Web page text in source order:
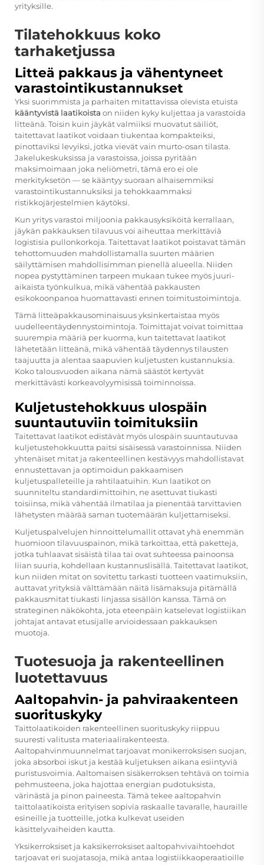
yrityksille.
Tilatehokkuus koko
tarhaketjussa
Litteä pakkaus ja vähentyneet
varastointikustannukset
Yksi suorimmista ja parhaiten mitattavissa olevista etuista
kääntyvistä laatikoista on niiden kyky kuljettaa ja varastoida
litteänä. Toisin kuin jäykät valmiiksi muovatut säiliöt,
taitettavat laatikot voidaan tiukentaa kompakteiksi,
pinottaviksi levyiksi, jotka vievät vain murto-osan tilasta.
Jakelukeskuksissa ja varastoissa, joissa pyritään
maksimoimaan joka neliömetri, tämä ero ei ole
merkityksetön — se kääntyy suoraan alhaisemmiksi
varastointikustannuksiksi ja tehokkaammaksi
ristikkojärjestelmien käytöksi.
Kun yritys varastoi miljoonia pakkausyksiköitä kerrallaan,
jäykän pakkauksen tilavuus voi aiheuttaa merkittäviä
logistisia pullonkorkoja. Taitettavat laatikot poistavat tämän
tehottomuuden mahdollistamalla suurten määrien
säilyttämisen mahdollisimman pienellä alueella. Niiden
nopea pystyttäminen tarpeen mukaan tukee myös juuri-
aikaista työnkulkua, mikä vähentää pakkausten
esikokoonpanoa huomattavasti ennen toimitustoimintoja.
Tämä litteäpakkausominaisuus yksinkertaistaa myös
uudelleentäydennystoimintoja. Toimittajat voivat toimittaa
suurempia määriä per kuorma, kun taitettavat laatikot
lähetetään litteänä, mikä vähentää täydennys tilausten
taajuutta ja alentaa saapuvien kuljetusten kustannuksia.
Koko talousvuoden aikana nämä säästöt kertyvät
merkittävästi korkeavolyymisissä toiminnoissa.
Kuljetustehokkuus ulospäin
suuntautuviin toimituksiin
Taitettavat laatikot edistävät myös ulospäin suuntautuvaa
kuljetustehokkuutta paitsi sisäisessä varastoinnissa. Niiden
yhtenäiset mitat ja rakenteellinen kestävyys mahdollistavat
ennustettavan ja optimoidun pakkaamisen
kuljetuspalleteille ja rahtilaatuihin. Kun laatikot on
suunniteltu standardimittoihin, ne asettuvat tiukasti
toisiinsa, mikä vähentää ilmatilaa ja pienentää tarvittavien
lähetysten määrää saman tuotemäärän kuljettamiseksi.
Kuljetuspalvelujen hinnoittelumallit ottavat yhä enemmän
huomioon tilavuuspainon, mikä tarkoittaa, että paketteja,
jotka tuhlaavat sisäistä tilaa tai ovat suhteessa painoonsa
liian suuria, kohdellaan kustannuslisällä. Taitettavat laatikot,
kun niiden mitat on sovitettu tarkasti tuotteen vaatimuksiin,
auttavat yrityksiä välttämään näitä lisämaksuja pitämällä
pakkausmitat tiukasti linjassa sisällön kanssa. Tämä on
strateginen näkökohta, jota eteenpäin katselevat logistiikan
johtajat antavat etusijalle arvioidessaan pakkauksen
muotoja.
Tuotesuoja ja rakenteellinen
luotettavuus
Aaltopahvin- ja pahviraakenteen
suorituskyky
Taittolaatikoiden rakenteellinen suorituskyky riippuu
suuresti valitusta materiaalirakenteesta.
Aaltopahvinmuunnelmat tarjoavat monikerroksisen suojan,
joka absorboi iskut ja kestää kuljetuksen aikana esiintyviä
puristusvoimia. Aaltomaisen sisäkerroksen tehtävä on toimia
pehmusteena, joka hajottaa energian pudotuksista,
värinästä ja pinon paineesta. Tämä tekee aaltopahvin
taittolaatikoista erityisen sopivia raskaalle tavaralle, hauraille
esineille ja tuotteille, jotka kulkevat useiden
käsittelyvaiheiden kautta.
Yksikerroksiset ja kaksikerroksiset aaltopahvivaihtoehdot
tarjoavat eri suojatasoja, mikä antaa logistiikkaoperaatioille